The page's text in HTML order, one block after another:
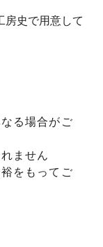
房史で用意して
る場合がご
ません
をもってご